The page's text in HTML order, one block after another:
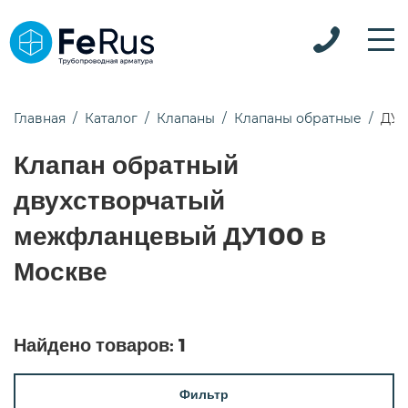
Главная Каталог Клапаны Клапаны обратные
Клапан обратный
двухстворчатый
межфланцевый ДУ100 в
Москве
Найдено товаров: 1
Фильтр